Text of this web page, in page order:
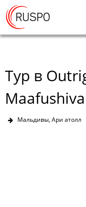
Тур в
Мальдивы, Ари атолл